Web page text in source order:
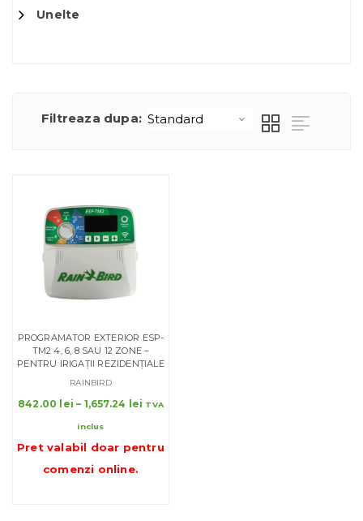
Unelte
Filtreaza dupa:
PROGRAMATOR EXTERIOR ESP-
TM2 4, 6, 8 SAU 12 ZONE –
PENTRU IRIGAȚII REZIDENȚIALE
RAINBIRD
842.00 lei – 1,657.24 lei
842.00 lei
TVA
inclus
Pret valabil doar pentru
comenzi online.